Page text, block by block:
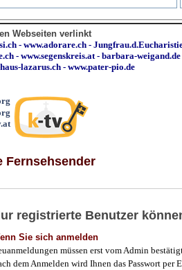
Webseiten verlinkt
-www.adorare.ch -
-www.segenskreis.at -barbara-weigand.de
lazarus.ch - www.pater-pio.de
Fernsehsender
registrierte Benutzer
Sie sich anmelden
müssen erst vom Admin
dem Anmelden wird Ihnen das Passwort per